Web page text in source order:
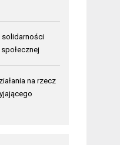
solidarności
na rzecz